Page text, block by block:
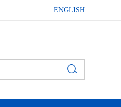
ENGLISH